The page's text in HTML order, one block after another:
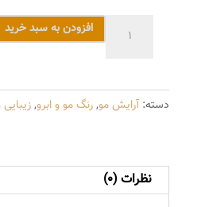
شماره
W4
میلی
لیتر
افزودن به سبد خرید
دسته:آرایش مو,رنگ مو و ابرو,
نظرات (0)